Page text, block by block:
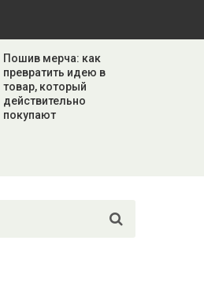
Пошив мерча: как
превратить идею в
товар, который
действительно
покупают